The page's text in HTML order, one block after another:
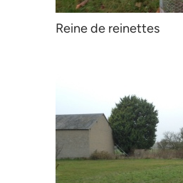
Reine de reinettes